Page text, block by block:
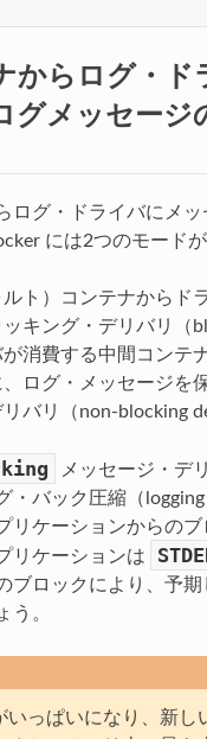
からログ・ド
グメッセージ
ログ・ドライバにメ
には2つのモードが
ルト）コンテナからド
キング・デリバリ（
が消費する中間コンテ
、ログ・メッセージを
バリ（non-blocking
メッセージ・デ
・バック圧縮（
リケーションからの
リケーションは
ブロックにより、予期
う。
いっぱいになり、新し